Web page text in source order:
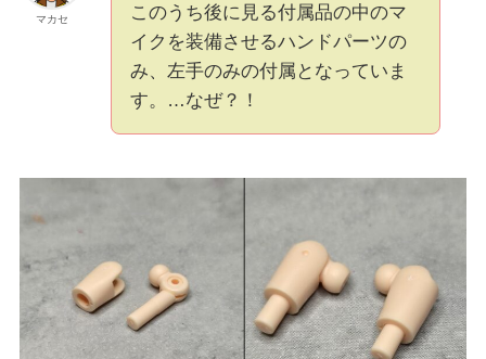
マカセ
このうち後に見る付属品の中のマ
イクを装備させるハンドパーツの
み、左手のみの付属となっていま
す。…なぜ？！